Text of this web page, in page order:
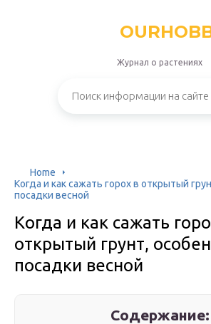
Журнал о растениях
Home
Когда и как сажать горох в открытый
посадки весной
Когда и как сажать
открытый грунт,
посадки весной
Содержание: